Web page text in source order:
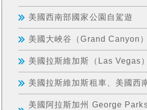
美國西南部國家公園自駕遊
美國大峽谷（Grand Canyon
美國拉斯維加斯（Las Vegas
美國拉斯維加斯租車、美國西
美國阿拉斯加州 George